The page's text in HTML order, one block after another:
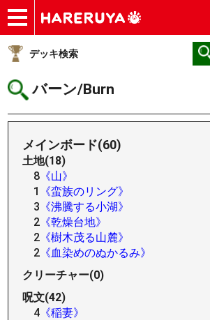
ショップ
買取
記事
デッキ検索
デッキ構築
選手一覧
店舗一覧
イベント
ヘルプ
お問い合わせ ログイン／会員登録
デッキ検索
バーン/Burn
メインボード(60)
土地(18)
8 《山》
1
《蛮族のリング》
3 《沸騰する小湖》
2 《乾燥台地》
2 《樹木茂る山麓》
2 《血染めのぬかるみ》
クリーチャー(0)
呪文(42)
4 《稲妻》